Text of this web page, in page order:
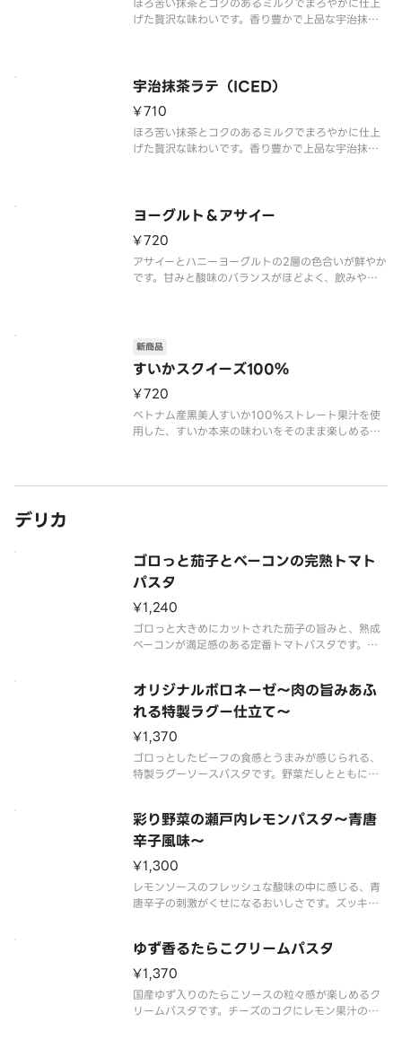
げた贅沢な味わいです。香り豊かで上品な宇治抹茶
ださい。※写真はイメージです。
宇治抹茶ラテ（ICED）
¥710
ほろ苦い抹茶とコクのあるミルクでまろやかに仕上
げた贅沢な味わいです。香り豊かで上品な宇治抹茶
ださい。※写真はイメージです。
ヨーグルト＆アサイー
¥720
アサイーとハニーヨーグルトの2層の色合いが鮮やか
です。甘みと酸味のバランスがほどよく、飲みやす
リーズコーヒージャパン公式ホームページをご覧く
ださい。※写真はイメージです。
すいかスクイーズ100％
新商品
¥720
ベトナム産黒美人すいか100％ストレート果汁を使
用した、すいか本来の味わいをそのまま楽しめるド
デリカ
ゴロっと茄子とベーコンの完熟トマト
パスタ
¥1,240
ゴロっと大きめにカットされた茄子の旨みと、熟成
ベーコンが満足感のある定番トマトパスタです。北
ださい。
リーズコーヒージ
オリジナルボロネーゼ～肉の旨みあふ
れる特製ラグー仕立て～
¥1,370
ゴロっとしたビーフの食感とうまみが感じられる、
特製ラグーソースパスタです。野菜だしとともに煮
※食物アレルギー・エネルギー情報に関しては、 タ
ださい。※写真は
彩り野菜の瀬戸内レモンパスタ～青唐
辛子風味～
¥1,300
レモンソースのフレッシュな酸味の中に感じる、青
唐辛子の刺激がくせになるおいしさです。ズッキー
※食物アレルギー・エネルギー情報に関しては、タ
リーズコーヒージャパン公式ホームページを
ゆず香るたらこクリームパスタ
¥1,370
国産ゆず入りのたらこソースの粒々感が楽しめるク
リームパスタです。チーズのコクにレモン果汁の爽